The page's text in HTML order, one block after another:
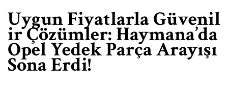
Uygun Fiyatlarla Güvenil
ir Çözümler: Haymana’da
Opel Yedek Parça Arayışı
Sona Erdi!